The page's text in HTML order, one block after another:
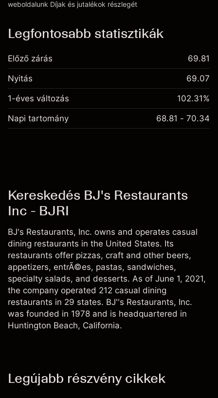
Díjak és jutalékokrészlegét
weboldalunk Díjak és jutalékok részlegét
Legfontosabb statisztikák
Előző zárás 69.81
Nyitás 69.07
1-éves változás 102.31%
Napi tartomány 68.81 - 70.34
Kereskedés BJ's Restaurants
Inc - BJRI
BJ's Restaurants, Inc. owns and operates casual
dining restaurants in the United States. Its
restaurants offer pizzas, craft and other beers,
appetizers, entrÃ©es, pastas, sandwiches,
specialty salads, and desserts. As of June 1, 2021,
the company operated 212 casual dining
restaurants in 29 states. BJ''s Restaurants, Inc.
was founded in 1978 and is headquartered in
Huntington Beach, California.
Legújabb részvény cikkek